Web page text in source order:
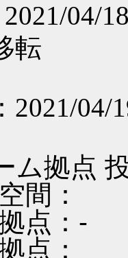
2021/04/
転
2021/04/
ム拠点
：
：-
：